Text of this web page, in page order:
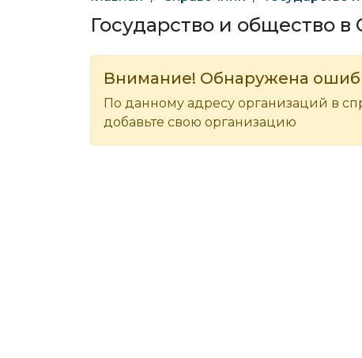
Государство и общество в
Внимание! Обнаружена
По данному адресу организаций в
добавьте свою организацию